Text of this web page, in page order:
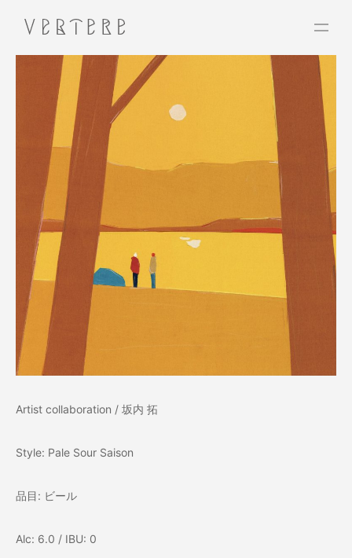
Artist collaboration / 坂内 拓
Style: Pale Sour Saison
品目: ビール
Alc: 6.0 / IBU: 0